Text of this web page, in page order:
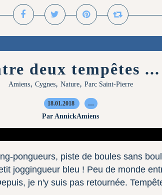
deux tempêtes ...
Amiens, Cygnes, Nature, Parc Saint-Pierre
18.01.2018 …
Par AnnickAmiens
pongueurs, piste de boules sans
joggingueur bleu ! Peu de monde
je n'y suis pas retournée.